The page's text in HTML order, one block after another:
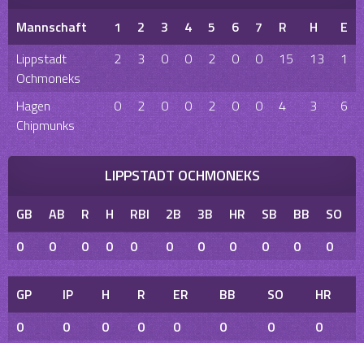
Mannschaft 1 2 3 4 5 6 7 R H
E
Lippstadt
Ochmoneks
2 3 0 0 2 0 0 15 13 1
Hagen
Chipmunks
0 2 0 0 2 0 0 4 3 6
LIPPSTADT OCHMONEKS
GB AB R H RBI 2B 3B HR SB BB SO
0
0 0 0 0 0 0 0 0 0 0
GP IP H R ER BB SO
HR
0
0 0 0 0 0 0 0